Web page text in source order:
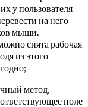
у пользователя
на него
мыши.
снята рабочая
из этого
метод,
поле